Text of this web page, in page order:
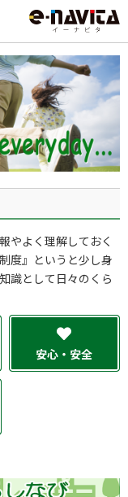
やよく理解しておく
度』というと少し身
識として日々のくら
安心・安全